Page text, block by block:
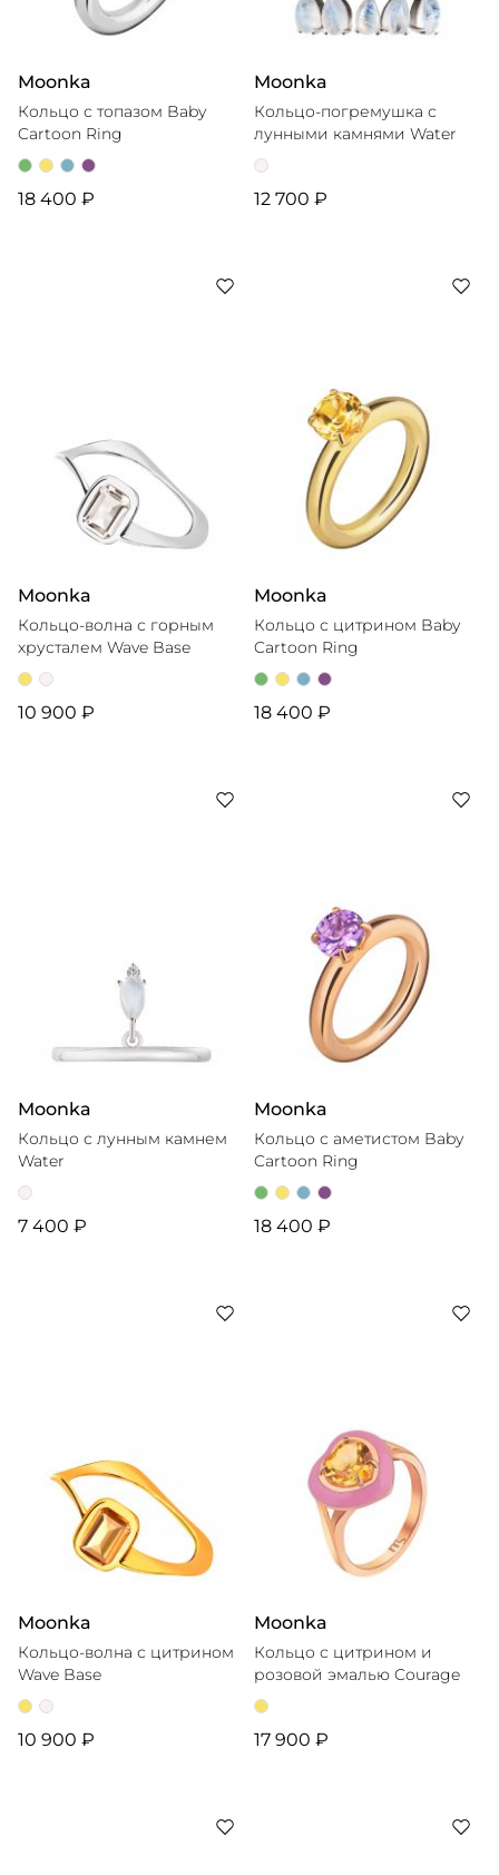
Moonka
Кольцо с топазом Baby
Cartoon Ring
18 400 ₽
Moonka
Кольцо-погремушка с
лунными камнями Water
12 700 ₽
Moonka
Кольцо-волна с горным
хрусталем Wave Base
10 900 ₽
Moonka
Кольцо с цитрином Baby
Cartoon Ring
18 400 ₽
Moonka
Кольцо с лунным камнем
Water
7 400 ₽
Moonka
Кольцо с аметистом Baby
Cartoon Ring
18 400 ₽
Moonka
Кольцо-волна с цитрином
Wave Base
10 900 ₽
Moonka
Кольцо с цитрином и
розовой эмалью Courage
17 900 ₽